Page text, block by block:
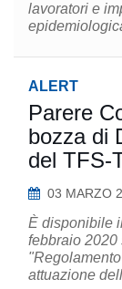
lavoratori e
ALERT
Parere
bozza di
del TFS-
03 MARZO
È disponibile
febbraio
attuazione